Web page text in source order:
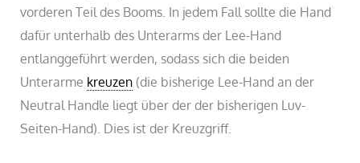
vorderen Teil des Booms. In jedem Fall sollte die Hand
dafür unterhalb des Unterarms der Lee-Hand
entlanggeführt werden, sodass sich die beiden
Unterarme kreuzen (die bisherige Lee-Hand an der
Neutral Handle liegt über der der bisherigen Luv-
Seiten-Hand). Dies ist der Kreuzgriff.